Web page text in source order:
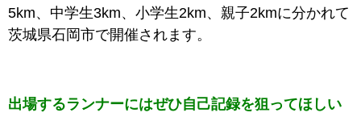
5km、中学生3km、小学生2km、親子2kmに分かれて
茨城県石岡市で開催されます。
出場するランナーにはぜひ自己記録を狙ってほしい